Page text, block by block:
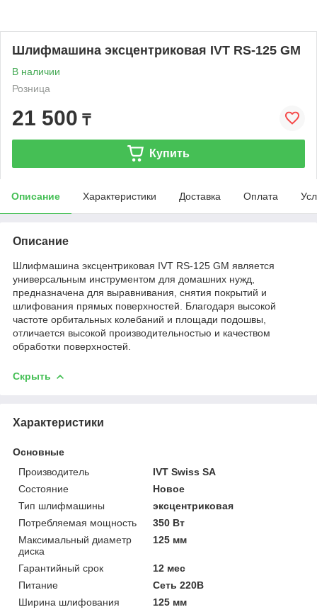
Шлифмашина эксцентриковая IVT RS-125 GM
В наличии
Розница
21 500 ₸
Купить
Описание Характеристики Доставка Оплата
Описание
Шлифмашина эксцентриковая IVT RS-125 GM является
универсальным инструментом для домашних нужд,
предназначена для выравнивания, снятия покрытий и
шлифования прямых поверхностей. Благодаря высокой
частоте орбитальных колебаний и площади подошвы,
отличается высокой производительностью и качеством
обработки поверхностей.
Скрыть
Характеристики
Основные
Производитель
IVT Swiss SA
Состояние
Новое
Тип шлифмашины
эксцентриковая
Потребляемая мощность
350 Вт
Максимальный диаметр
диска
125 мм
Гарантийный срок
12 мес
Питание
Сеть 220В
Ширина шлифования
125 мм